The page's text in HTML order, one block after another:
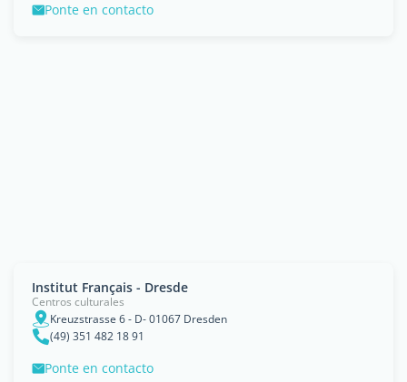
Ponte en contacto
Institut Français - Dresde
Centros culturales
Kreuzstrasse 6 - D- 01067 Dresden
(49) 351 482 18 91
Ponte en contacto